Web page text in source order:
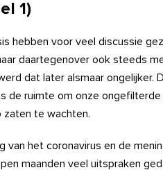
1)
hebben voor veel discussie
daartegenover ook steeds
dat later alsmaar ongelijker.
de ruimte om onze
zaten te wachten.
van het coronavirus en de
maanden veel uitspraken